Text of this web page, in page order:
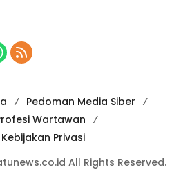
Pedoman Media Siber
Wartawan
Kebijakan Privasi
All Rights Reserved.